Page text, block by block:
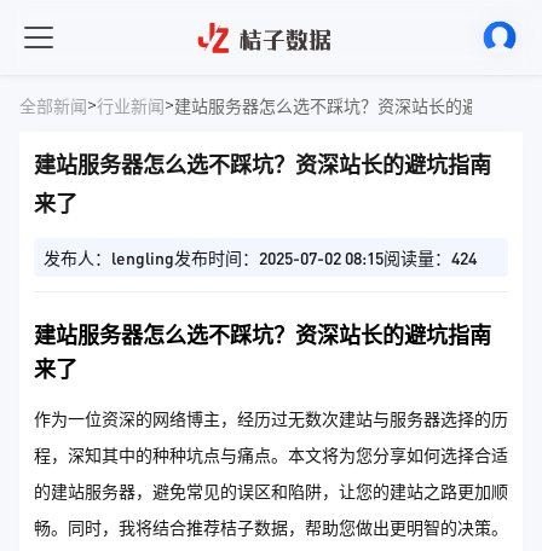
全部新闻>行业新闻>建站服务器怎么选不踩坑？资深站长的避坑指南
建站服务器怎么选不踩坑？资深站长的避坑指南
来了​
发布人：lengling发布时间：2025-07-02 08:15阅读量：424
建站服务器怎么选不踩坑？资深站长的避坑指南
来了
作为一位资深的网络博主，经历过无数次建站与服务器选择的历
程，深知其中的种种坑点与痛点。本文将为您分享如何选择合适
的建站服务器，避免常见的误区和陷阱，让您的建站之路更加顺
畅。同时，我将结合推荐桔子数据，帮助您做出更明智的决策。